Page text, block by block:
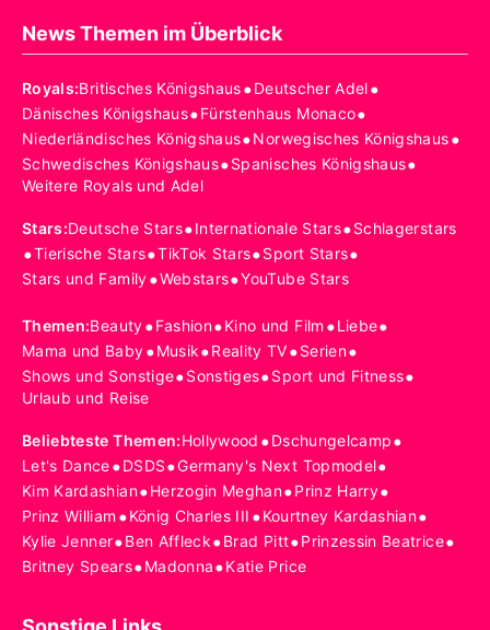
News Themen im Überblick
Royals:Britisches Königshaus•Deutscher Adel•
Dänisches Königshaus•Fürstenhaus Monaco•
Niederländisches Königshaus•Norwegisches Königshaus•
Schwedisches Königshaus•Spanisches Königshaus•
Weitere Royals und Adel
Stars:Deutsche Stars•Internationale Stars•Schlagerstars
•Tierische Stars•TikTok Stars•Sport Stars•
Stars und Family•Webstars•YouTube Stars
Themen:Beauty•Fashion•Kino und Film •Liebe•
Mama und Baby•Musik•Reality TV•Serien•
Shows und Sonstige•Sonstiges•Sport und Fitness•
Urlaub und Reise
Beliebteste Themen:Hollywood •Dschungelcamp•
Let's Dance•DSDS•Germany's Next Topmodel•
Kim Kardashian•Herzogin Meghan•Prinz Harry•
Prinz William •König Charles III •Kourtney Kardashian•
Kylie Jenner•Ben Affleck•Brad Pitt•Prinzessin Beatrice•
Britney Spears•Madonna•Katie Price